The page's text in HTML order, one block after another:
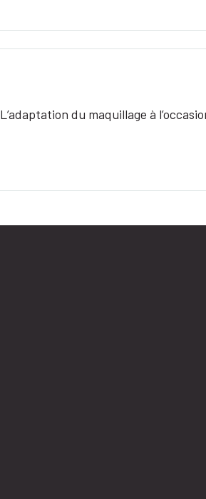
du maquillage à